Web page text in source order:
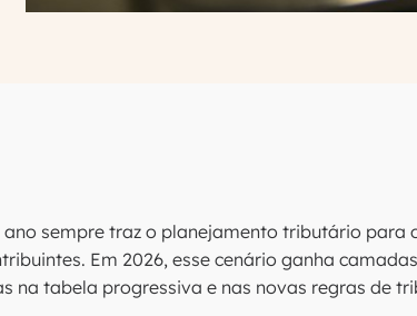
sempre traz o planejamento tributário para
Em 2026, esse cenário ganha
na tabela progressiva e nas novas regras de